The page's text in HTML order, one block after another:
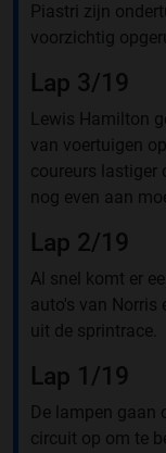
Piastri zijn
voorzichtig
Lap 3/19
Lewis Hamilton
van voertuigen
coureurs lastiger
nog even aan
Lap 2/19
Al snel komt er
auto's van Norris
uit de sprintrace.
Lap 1/19
De lampen gaan
circuit op om te